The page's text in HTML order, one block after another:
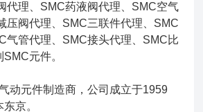
代理、SMC药液阀代理、SMC空气
压阀代理、SMC三联件代理、SMC
气管代理、SMC接头代理、SMC比
元件。
动元件制造商，公司成立于1959
京。